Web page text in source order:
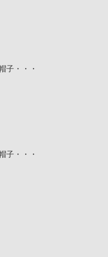
子・・・
子・・・